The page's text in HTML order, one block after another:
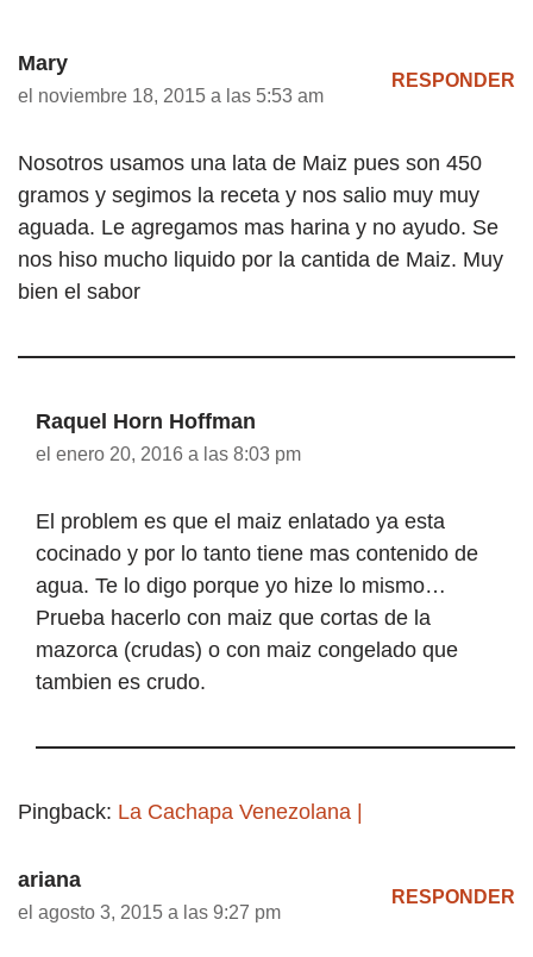
Mary
el noviembre 18, 2015 a las 5:53 am
RESPONDER
Nosotros usamos una lata de Maiz pues son 450
gramos y segimos la receta y nos salio muy muy
aguada. Le agregamos mas harina y no ayudo. Se
nos hiso mucho liquido por la cantida de Maiz. Muy
bien el sabor
Raquel Horn Hoffman
el enero 20, 2016 a las 8:03 pm
El problem es que el maiz enlatado ya esta
cocinado y por lo tanto tiene mas contenido de
agua. Te lo digo porque yo hize lo mismo…
Prueba hacerlo con maiz que cortas de la
mazorca (crudas) o con maiz congelado que
tambien es crudo.
Pingback: La Cachapa Venezolana |
ariana
el agosto 3, 2015 a las 9:27 pm
RESPONDER